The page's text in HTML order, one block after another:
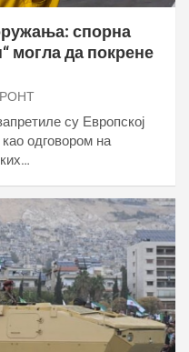
спорна
могла да покрене
су Европској
одговором на